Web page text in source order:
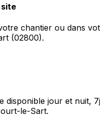
chantier ou dans
(02800).
disponible jour et nuit,
le-Sart.